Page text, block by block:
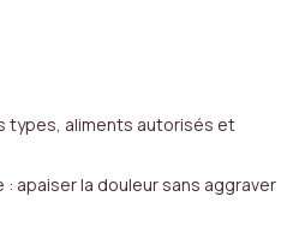
types, aliments autorisés et
apaiser la douleur sans aggraver